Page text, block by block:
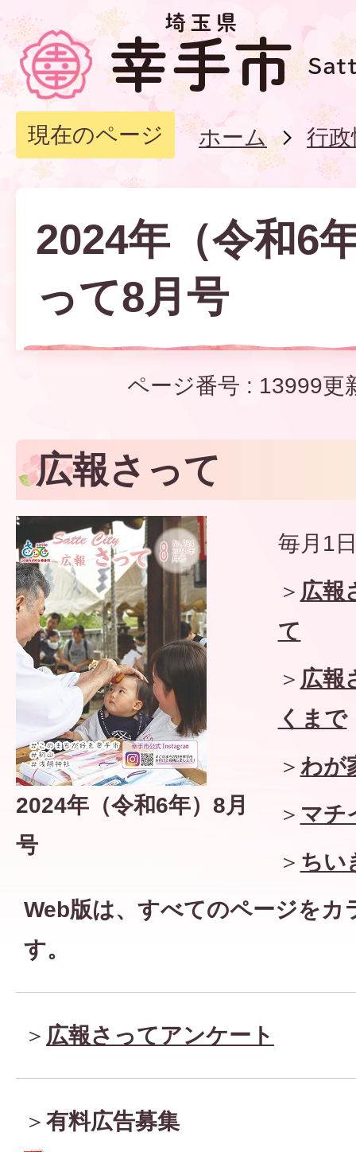
現在のページ ホーム 行
2024年（令和6
って8月号
ページ番号 : 13999更
広報さって
2024年（令和6年）8月
号
毎月1
＞ 広報
て
＞ 広報
くまで
＞ わが
＞ マチ
＞ ちい
Web版は、すべてのページをカ
す。
＞ 広報さってアンケート
＞ 有料広告募集